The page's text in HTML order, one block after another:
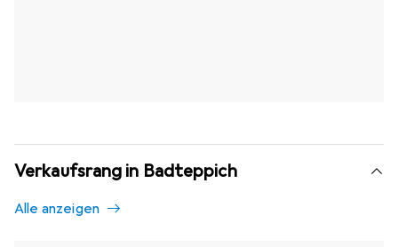
Verkaufsrang in Badteppich
Alle anzeigen